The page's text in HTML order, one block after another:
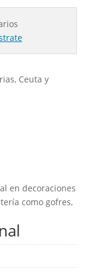
Ceuta y
en decoraciones
como gofres,